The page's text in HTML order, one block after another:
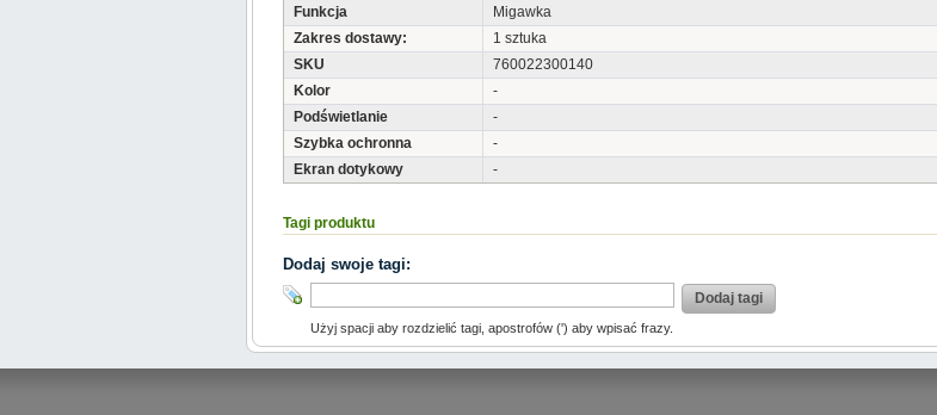
Funkcja
Migawka
Zakres dostawy:
1 sztuka
SKU
760022300140
Kolor
-
Podświetlanie
-
Szybka ochronna
-
Ekran dotykowy
-
Tagi produktu
Dodaj swoje tagi:
Dodaj tagi
Użyj spacji aby rozdzielić tagi, apostrofów (') aby wpisać frazy.